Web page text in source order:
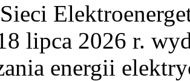
lipca 2026 r.
energii